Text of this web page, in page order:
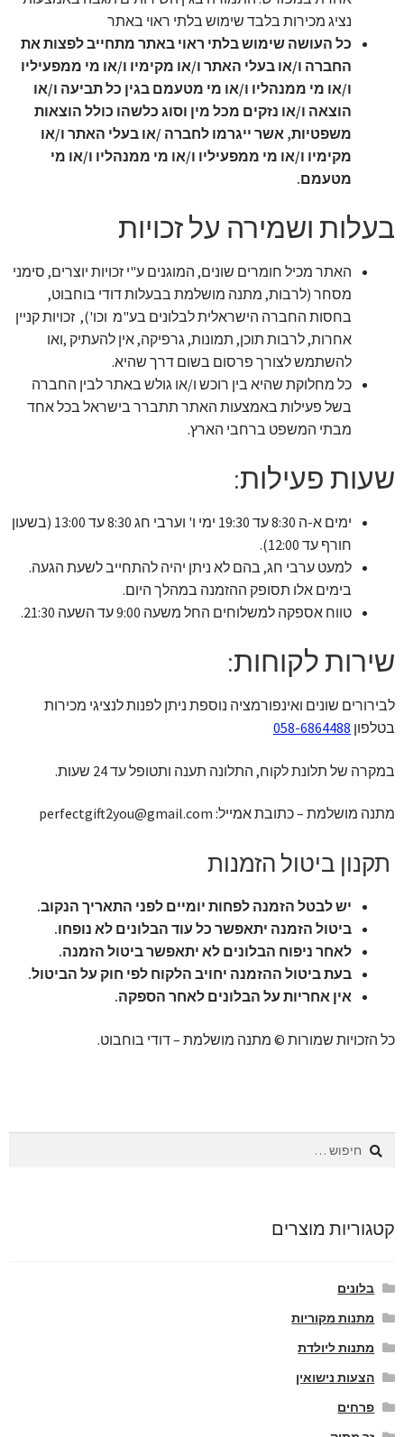
נציג מכירות בלבד שימוש בלתי ראוי באתר
כל העושה שימוש בלתי ראוי באתר מתחייב לפצות את
החברה ו/או בעלי האתר ו/או מקימיו ו/או מי ממפעיליו
ו/או מי ממנהליו ו/או מי מטעמם בגין כל תביעה ו/או
הוצאה ו/או נזקים מכל מין וסוג כלשהו כולל הוצאות
משפטיות, אשר ייגרמו לחברה /או בעלי האתר ו/או
מקימיו ו/או מי ממפעיליו ו/או מי ממנהליו ו/או מי
מטעמם.
בעלות ושמירה על זכויות
האתר מכיל חומרים שונים, המוגנים ע"י זכויות יוצרים, סימני
מסחר (לרבות, מתנה מושלמת בבעלות דודי בוחבוט,
בחסות החברה הישראלית לבלונים בע"מ וכו'), זכויות קניין
אחרות, לרבות תוכן, תמונות, גרפיקה, אין להעתיק ,ואו
להשתמש לצורך פרסום בשום דרך שהיא.
כל מחלוקת שהיא בין רוכש ו/או גולש באתר לבין החברה
בשל פעילות באמצעות האתר תתברר בישראל בכל אחד
מבתי המשפט ברחבי הארץ.
שעות פעילות:
ימים א-ה 8:30 עד 19:30 ימי ו' וערבי חג 8:30 עד 13:00 (בשעון
חורף עד 12:00).
למעט ערבי חג, בהם לא ניתן יהיה להתחייב לשעת הגעה.
בימים אלו תסופק ההזמנה במהלך היום.
טווח אספקה למשלוחים החל משעה 9:00 עד השעה 21:30.
שירות לקוחות:
לבירורים שונים ואינפורמציה נוספת ניתן לפנות לנציגי מכירות
בטלפון 058-6864488
במקרה של תלונת לקוח, התלונה תענה ותטופל עד 24 שעות.
מתנה מושלמת – כתובת אמייל: perfectgift2you@gmail.com
תקנון ביטול הזמנות
יש לבטל הזמנה לפחות יומיים לפני התאריך הנקוב.
ביטול הזמנה יתאפשר כל עוד הבלונים לא נופחו.
לאחר ניפוח הבלונים לא יתאפשר ביטול הזמנה.
בעת ביטול ההזמנה יחויב הלקוח לפי חוק על הביטול.
אין אחריות על הבלונים לאחר הספקה.
כל הזכויות שמורות © מתנה מושלמת – דודי בוחבוט.
חיפוש:
קטגוריות מוצרים
בלונים
מתנות מקוריות
מתנות ליולדת
הצעות נישואין
פרחים